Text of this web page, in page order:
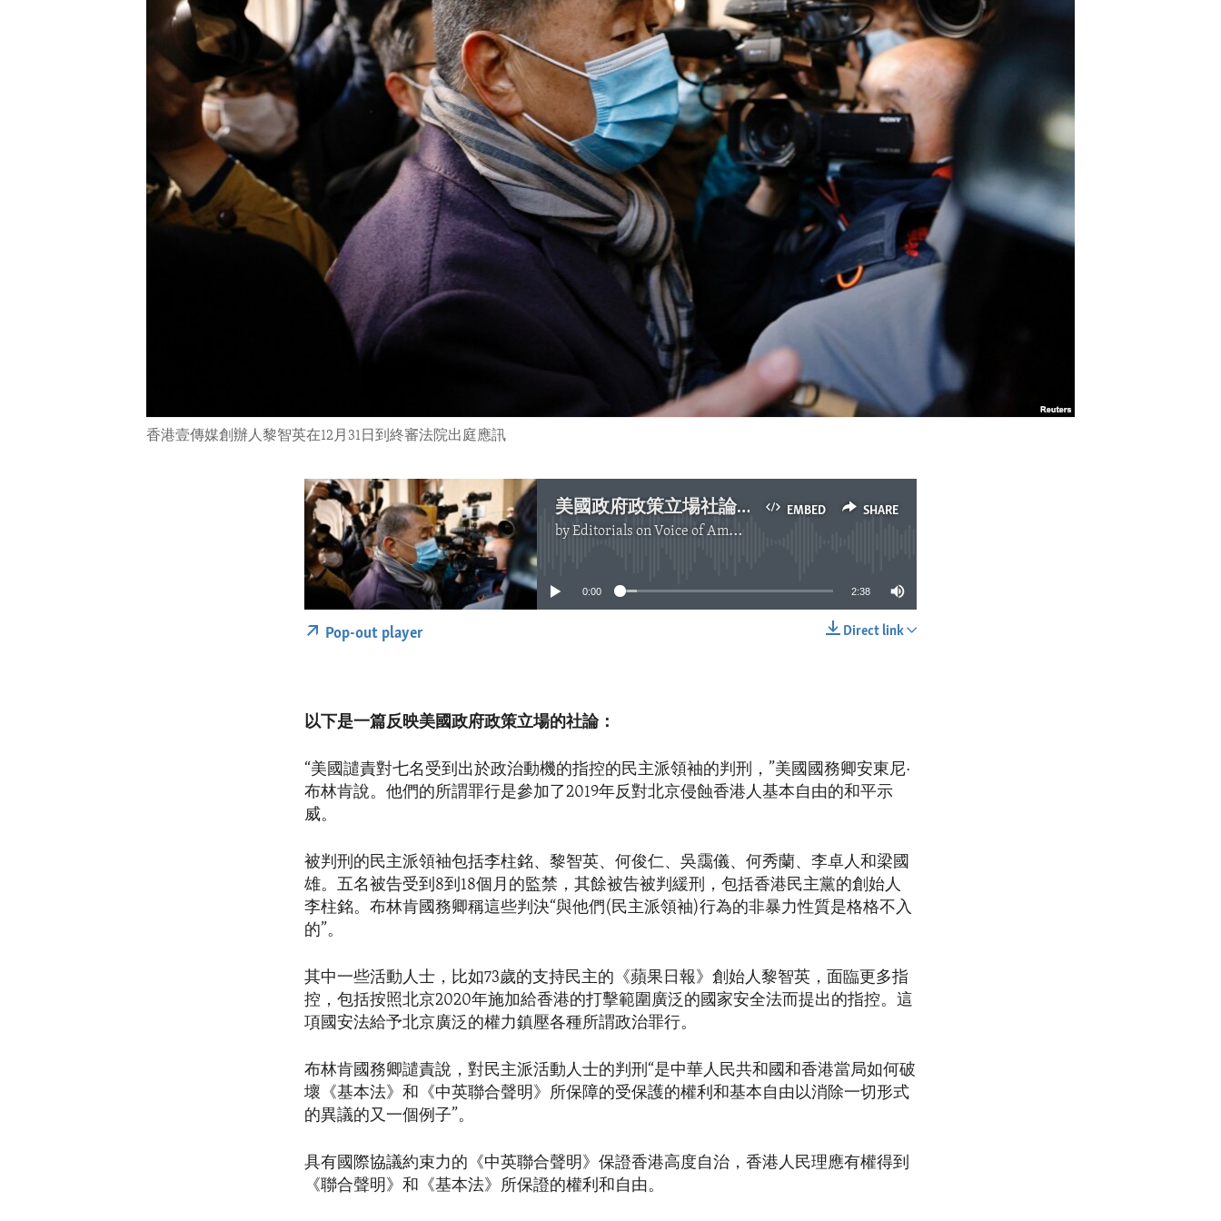
IDEALS AND INSTITUTIONS
香港壹傳媒創辦人黎智英在12月31日到終審法院出庭應訊
EMBED SHARE
美國政府政策立場社論：香港民主派領袖被判刑
byEditorials on Voice of America
No media source currently available
0:00 2:38
Direct link
Pop-out player
以下是一篇反映美國政府政策立場的社論：
“美國譴責對七名受到出於政治動機的指控的民主派領袖的判刑，”美國國務卿安東尼·
布林肯說。他們的所謂罪行是參加了2019年反對北京侵蝕香港人基本自由的和平示
威。
被判刑的民主派領袖包括李柱銘、黎智英、何俊仁、吳靄儀、何秀蘭、李卓人和梁國
雄。五名被告受到8到18個月的監禁，其餘被告被判緩刑，包括香港民主黨的創始人
李柱銘。布林肯國務卿稱這些判決“與他們(民主派領袖)行為的非暴力性質是格格不入
的”。
其中一些活動人士，比如73歲的支持民主的《蘋果日報》創始人黎智英，面臨更多指
控，包括按照北京2020年施加給香港的打擊範圍廣泛的國家安全法而提出的指控。這
項國安法給予北京廣泛的權力鎮壓各種所謂政治罪行。
布林肯國務卿譴責說，對民主派活動人士的判刑“是中華人民共和國和香港當局如何破
壞《基本法》和《中英聯合聲明》所保障的受保護的權利和基本自由以消除一切形式
的異議的又一個例子”。
具有國際協議約束力的《中英聯合聲明》保證香港高度自治，香港人民理應有權得到
《聯合聲明》和《基本法》所保證的權利和自由。